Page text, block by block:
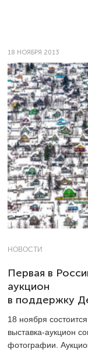
18 НОЯБРЯ 2013
НОВОСТИ
Первая в
аукцион
в поддержку
18 ноября
выставка-аукцион
фотографии.